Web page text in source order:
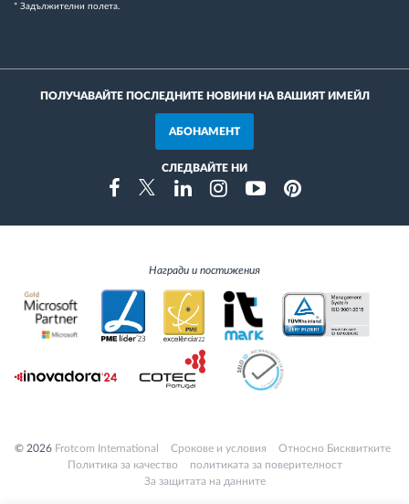
* Задължителни полета.
ПОЛУЧАВАЙТЕ ПОСЛЕДНИТЕ НОВИНИ НА ВАШИЯТ ИМЕЙЛ
АБОНАМЕНТ
СЛЕДВАЙТЕ НИ
FacebookTwitterLinkedinInstragramYoutubePinterest
Награди и постижения
© 2026 Frotcom International Cрокове и условия
Относно Бисквитките
Политика за качество
политиката за поверителност
За защитата на данните